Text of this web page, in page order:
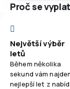
Proč se
Největší výběr
letů
Během několika
sekund vám
nejlepší let z